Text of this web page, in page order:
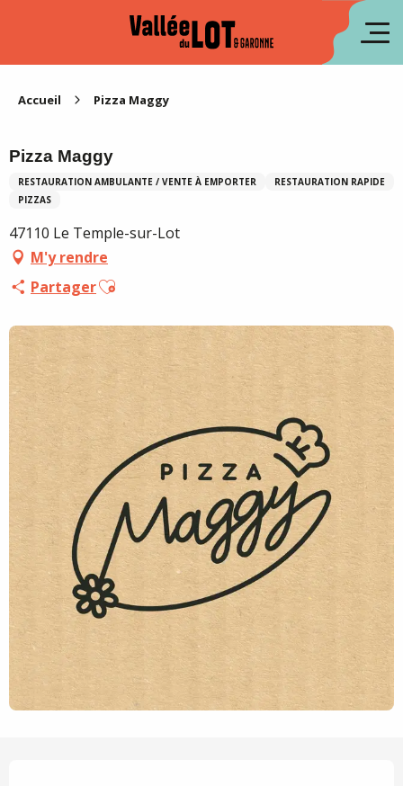
Accueil Pizza Maggy
Pizza Maggy
RESTAURATION AMBULANTE / VENTE À EMPORTER
RESTAURATION RAPIDE
PIZZAS
47110 Le Temple-sur-Lot
M'y rendre
PartagerAjouter aux favoris